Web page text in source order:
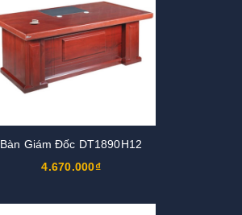
Bàn Giám Đốc DT1890H12
4.670.000₫